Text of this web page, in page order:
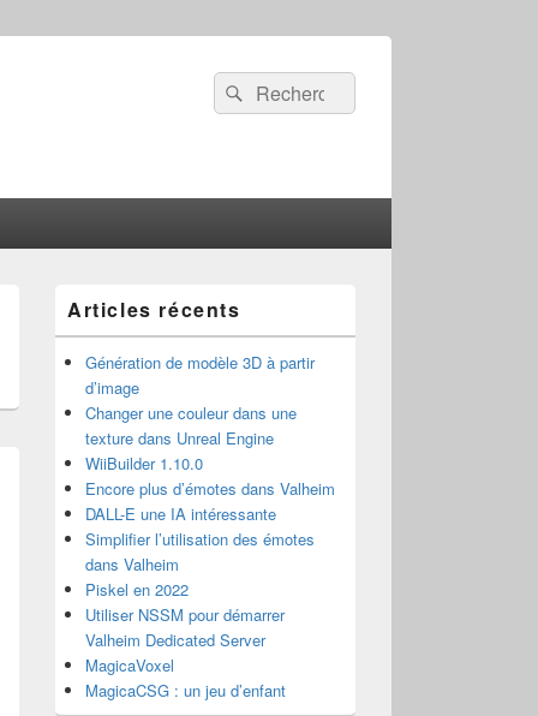
Recherche :
Rechercher
principale
de
widget
barre
latérale
Articles récents
Génération de modèle 3D à partir
d’image
Changer une couleur dans une
texture dans Unreal Engine
WiiBuilder 1.10.0
Encore plus d’émotes dans Valheim
DALL-E une IA intéressante
Simplifier l’utilisation des émotes
dans Valheim
Piskel en 2022
Utiliser NSSM pour démarrer
Valheim Dedicated Server
MagicaVoxel
MagicaCSG : un jeu d’enfant